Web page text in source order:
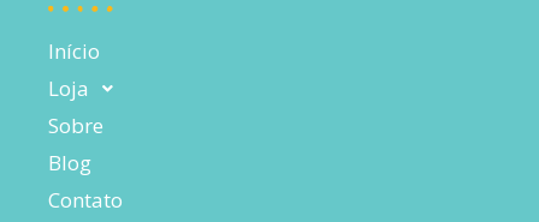
Início
Loja
Sobre
Blog
Contato